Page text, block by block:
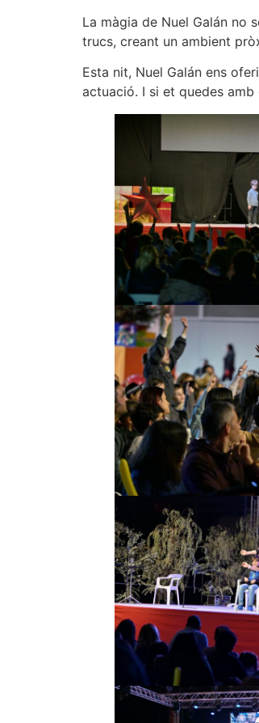
La màgia de Nuel Galán no
trucs, creant un ambient
Esta nit, Nuel Galán ens
actuació. I si et quedes